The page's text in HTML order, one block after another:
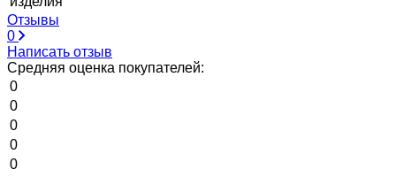
Отзывы
0
Написать отзыв
Средняя оценка покупателей:
0
0
0
0
0